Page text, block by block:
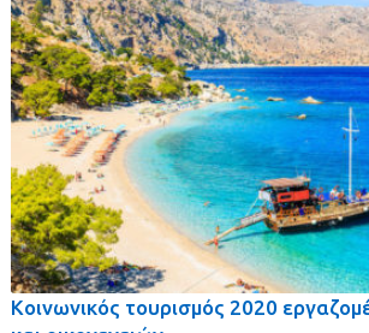
Κοινωνικός τουρισμός 2020